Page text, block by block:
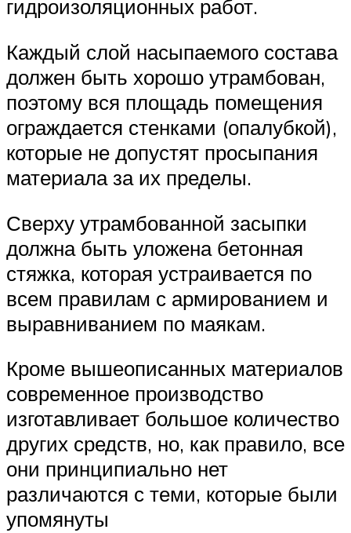
гидроизоляционных работ.
Каждый слой насыпаемого состава
должен быть хорошо утрамбован,
поэтому вся площадь помещения
ограждается стенками (опалубкой),
которые не допустят просыпания
материала за их пределы.
Сверху утрамбованной засыпки
должна быть уложена бетонная
стяжка, которая устраивается по
всем правилам с армированием и
выравниванием по маякам.
Кроме вышеописанных материалов
современное производство
изготавливает большое количество
других средств, но, как правило, все
они принципиально нет
различаются с теми, которые были
упомянуты